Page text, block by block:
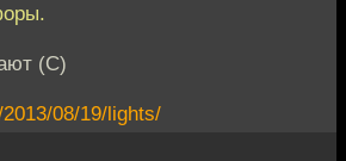
(С)
08/19/lights/